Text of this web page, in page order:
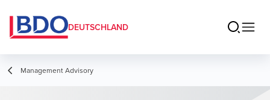
DEUTSCHLAND
Management Advisory